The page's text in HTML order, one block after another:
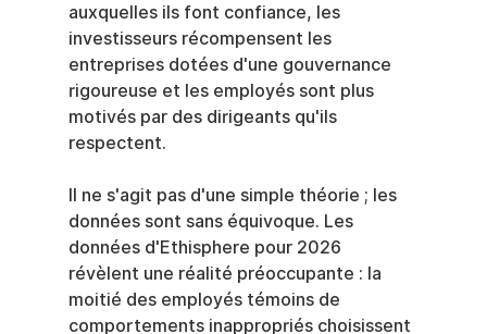
auxquelles ils font confiance, les
investisseurs récompensent les
entreprises dotées d'une gouvernance
rigoureuse et les employés sont plus
motivés par des dirigeants qu'ils
respectent.
Il ne s'agit pas d'une simple théorie ; les
données sont sans équivoque. Les
données d'Ethisphere pour 2026
révèlent une réalité préoccupante : la
moitié des employés témoins de
comportements inappropriés choisissent